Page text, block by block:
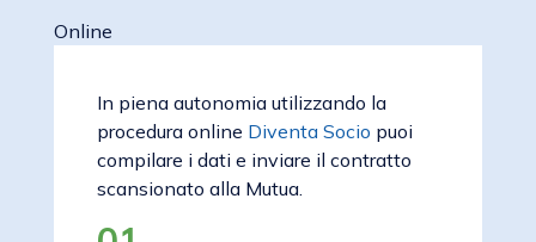
Online
In piena autonomia utilizzando la
procedura online Diventa Socio puoi
compilare i dati e inviare il contratto
scansionato alla Mutua.